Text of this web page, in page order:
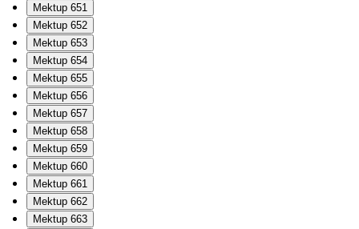
Mektup 651
Mektup 652
Mektup 653
Mektup 654
Mektup 655
Mektup 656
Mektup 657
Mektup 658
Mektup 659
Mektup 660
Mektup 661
Mektup 662
Mektup 663